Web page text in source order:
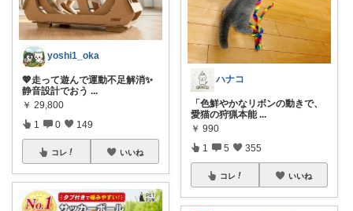
yoshi1_oka
💖走って遊んで運動不足解消✨
静音設計でおう ...
￥ 29,800
1 0 149
コレ いいね
ハナコ
「色鮮やかなリボンの動きで、
愛猫の狩猟本能 ...
￥ 990
1 5 355
コレ いいね